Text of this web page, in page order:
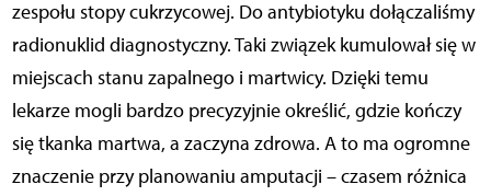
zespołu stopy cukrzycowej. Do antybiotyku dołączaliśmy
radionuklid diagnostyczny. Taki związek kumulował się w
miejscach stanu zapalnego i martwicy. Dzięki temu
lekarze mogli bardzo precyzyjnie określić, gdzie kończy
się tkanka martwa, a zaczyna zdrowa. A to ma ogromne
znaczenie przy planowaniu amputacji – czasem różnica